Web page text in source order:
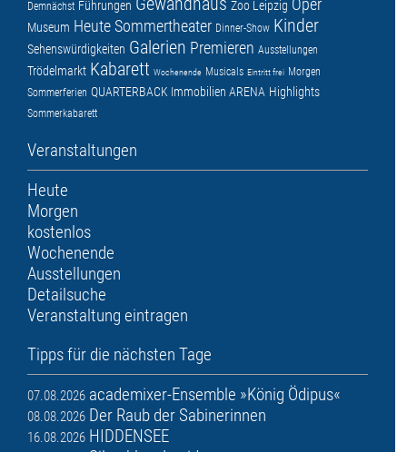
Demnächst Führungen Zoo Leipzig Oper
Museum HeuteSommertheater Dinner-Show Kinder
Sehenswürdigkeiten Galerien Premieren Ausstellungen
Trödelmarkt Kabarett Wochenende Musicals Eintritt frei Morgen
Sommerferien QUARTERBACK Immobilien ARENA Highlights
Sommerkabarett
Veranstaltungen
Heute
Morgen
kostenlos
Wochenende
Ausstellungen
Detailsuche
Veranstaltung eintragen
Tipps für die nächsten Tage
07.08.2026 academixer-Ensemble »König Ödipus«
08.08.2026 Der Raub der Sabinerinnen
16.08.2026 HIDDENSEE